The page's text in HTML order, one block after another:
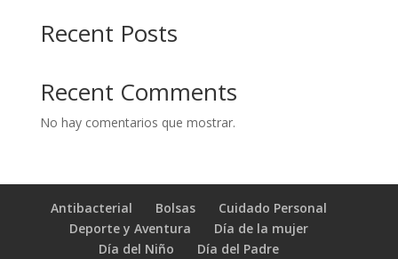
Recent Posts
Recent Comments
No hay comentarios que mostrar.
Antibacterial Bolsas
Cuidado Personal
Deporte y Aventura
Día de la mujer
Día del Niño
Día del Padre